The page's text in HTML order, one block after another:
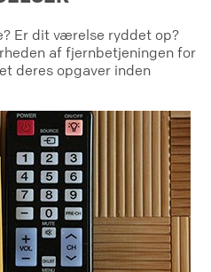
Er dit værelse ryddet op?
af fjernbetjeningen for
deres opgaver inden